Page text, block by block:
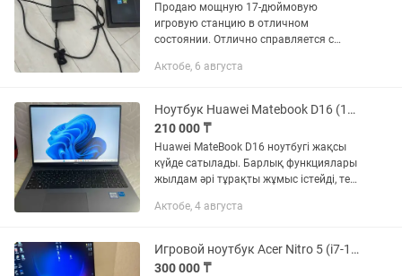
Продаю мощную 17-дюймовую
игровую станцию в отличном
состоянии. Отлично справляется с
тяжелым 3D-моделированием,
Основные...
Актобе, 6 августа
Ноутбук Huawei Matebook D16 (16/512 ГБ) Core i5-12450H
210 000 ₸
Huawei MateBook D16 ноутбугі жақсы
күйде сатылады. Барлық функциялары
жылдам әрі тұрақты жұмыс істейді, тез
пайдаланылған. Технодомнан сатып
Актобе, 4 августа
Игровой ноутбук Acer Nitro 5 (i7-12700H / RTX 3050 Ti / 144Hz)
300 000 ₸